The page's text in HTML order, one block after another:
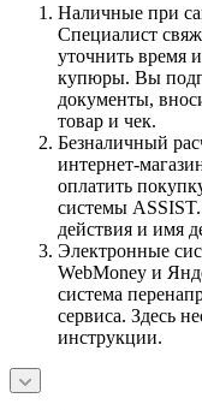
Наличные при
Специалист
уточнить время
купюры. Вы
документы,
товар и чек.
Безналичный
интернет-
оплатить
системы
действия и имя
Электронные
WebMoney и
система
сервиса. Здесь
инструкции.